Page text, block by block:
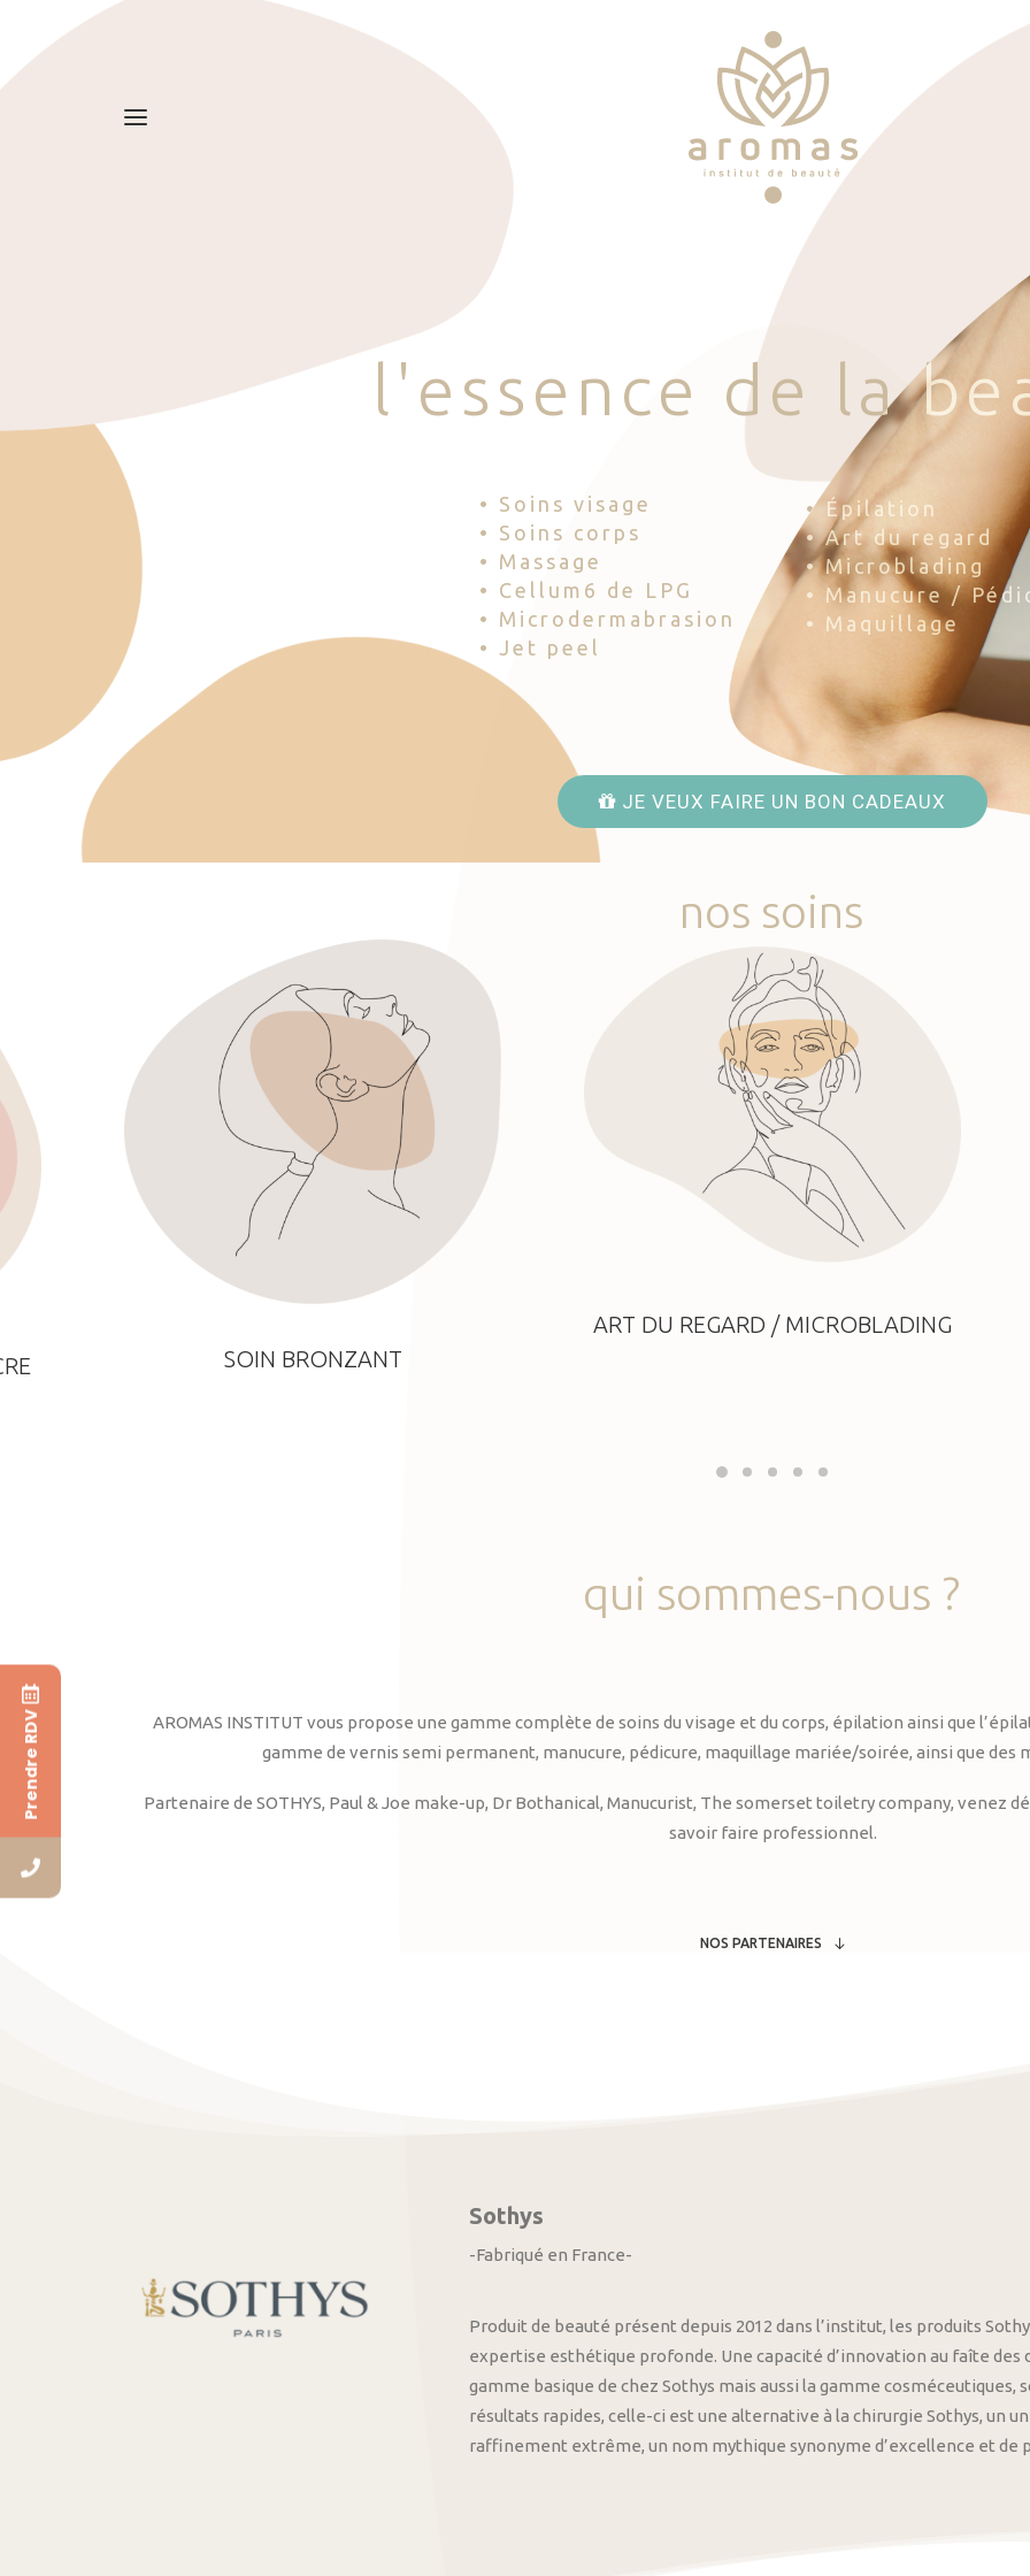
l 'esse nce d e la be
• Soins visage
• Soins corps
• Massage
• Cellum6 de LPG
• Microdermabrasion
• Jet peel
• Épilation
• Art du regard
• Microblading
• Manucure /
• Maquillage
JE VEUX FAIRE UN BON CADEAUX
nos soins
SOIN BRONZANT
ART DU REGARD / MICROBLADING
qui sommes-nous ?
AROMAS INSTITUT vous propose une gamme complète de soins du visage et du corps, épilation ainsi que
gamme de vernis semi permanent, manucure, pédicure, maquillage mariée/soirée, ainsi que des
Partenaire de SOTHYS, Paul & Joe make-up, Dr Bothanical, Manucurist, The somerset toiletry company, venez
savoir faire professionnel.
NOS PARTENAIRES
Sothys
-Fabriqué en France-
Produit de beauté présent depuis 2012 dans l’institut, les produits
expertise esthétique profonde. Une capacité d’innovation au faîte
gamme basique de chez Sothys mais aussi la gamme
résultats rapides, celle-ci est une alternative à la chirurgie Sothys, un
raffinement extrême, un nom mythique synonyme d’excellence et de
Prendre RDV